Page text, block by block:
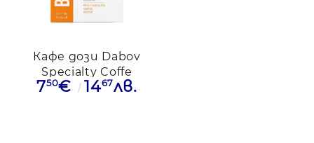
Кафе дози Dabov
Specialty Coffe
Brazil, 12 дози
750€ 1467лв.